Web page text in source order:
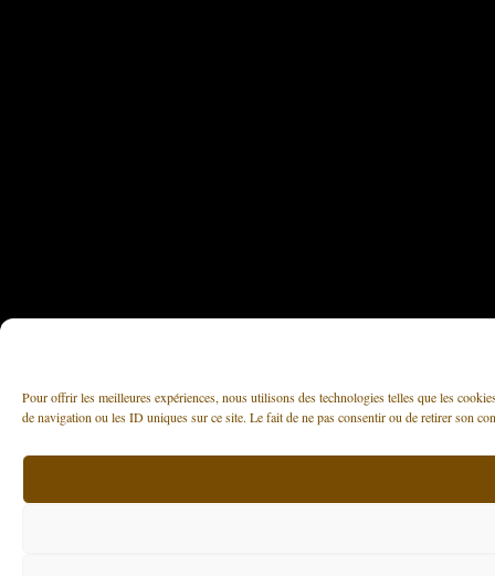
Pour offrir les meilleures expériences, nous utilisons des technologies telles que les
de navigation ou les ID uniques sur ce site. Le fait de ne pas consentir ou de retirer son